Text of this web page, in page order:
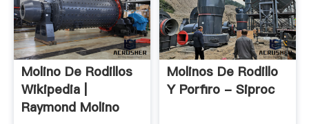
Molino De Rodillos
Wikipedia |
Raymond Molino
Molinos De Rodillo
Y Porfiro - Siproc